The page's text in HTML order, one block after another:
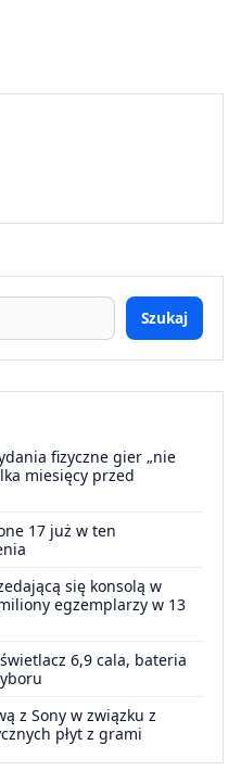
Szukaj
fizyczne gier „nie
miesięcy przed
17 już w ten
się konsolą w
egzemplarzy w 13
6,9 cala, bateria
z Sony w związku z
płyt z grami